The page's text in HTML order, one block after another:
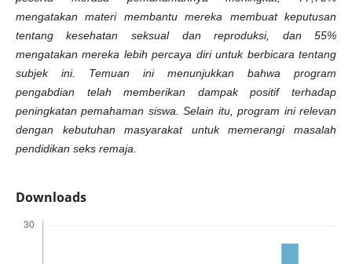
mengatakan materi membantu mereka membuat keputusan
tentang kesehatan seksual dan reproduksi, dan 55%
mengatakan mereka lebih percaya diri untuk berbicara tentang
subjek ini. Temuan ini menunjukkan bahwa program
pengabdian telah memberikan dampak positif terhadap
peningkatan pemahaman siswa. Selain itu, program ini relevan
dengan kebutuhan masyarakat untuk memerangi masalah
pendidikan seks remaja.
Downloads